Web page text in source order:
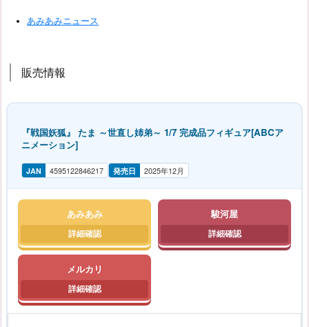
あみあみニュース
販売情報
『戦国妖狐』 たま ～世直し姉弟～ 1/7 完成品フィギュア[ABCア
ニメーション]
JAN 4595122846217 発売日 2025年12月
あみあみ 駿河屋
メルカリ